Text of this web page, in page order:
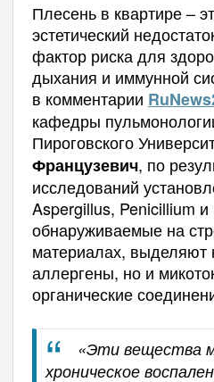
Плесень в квартире –
эстетический
фактор риска для
дыхания и иммунной
в комментарии RuNews
кафедры
Пироговского
Французевич, по
исследований
Aspergillus, Penicillium
обнаруживаемые на
материалах, выделяют
аллергены, но и
органические
«Эти вещества
хроническое